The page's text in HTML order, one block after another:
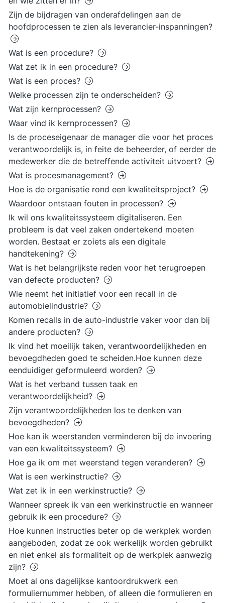
Zijn de bijdragen van onderafdelingen aan de
hoofdprocessen te zien als leverancier-inspanningen?
Wat is een procedure?
Wat zet ik in een procedure?
Wat is een proces?
Welke processen zijn te onderscheiden?
Wat zijn kernprocessen?
Waar vind ik kernprocessen?
Is de proceseigenaar de manager die voor het proces
verantwoordelijk is, in feite de beheerder, of eerder de
medewerker die de betreffende activiteit uitvoert?
Wat is procesmanagement?
Hoe is de organisatie rond een kwaliteitsproject?
Waardoor ontstaan fouten in processen?
Ik wil ons kwaliteitssysteem digitaliseren. Een
probleem is dat veel zaken ondertekend moeten
worden. Bestaat er zoiets als een digitale
handtekening?
Wat is het belangrijkste reden voor het terugroepen
van defecte producten?
Wie neemt het initiatief voor een recall in de
automobielindustrie?
Komen recalls in de auto-industrie vaker voor dan bij
andere producten?
Ik vind het moeilijk taken, verantwoordelijkheden en
bevoegdheden goed te scheiden.Hoe kunnen deze
eenduidiger geformuleerd worden?
Wat is het verband tussen taak en
verantwoordelijkheid?
Zijn verantwoordelijkheden los te denken van
bevoegdheden?
Hoe kan ik weerstanden verminderen bij de invoering
van een kwaliteitssysteem?
Hoe ga ik om met weerstand tegen veranderen?
Wat is een werkinstructie?
Wat zet ik in een werkinstructie?
Wanneer spreek ik van een werkinstructie en wanneer
gebruik ik een procedure?
Hoe kunnen instructies beter op de werkplek worden
aangeboden, zodat ze ook werkelijk worden gebruikt
en niet enkel als formaliteit op de werkplek aanwezig
zijn?
Moet al ons dagelijkse kantoordrukwerk een
formuliernummer hebben, of alleen die formulieren en